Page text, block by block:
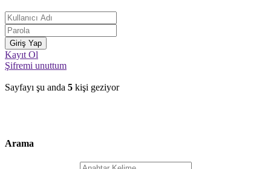
Kayıt Ol
Şifremi unuttum
Sayfayı şu anda 5 kişi geziyor
Arama